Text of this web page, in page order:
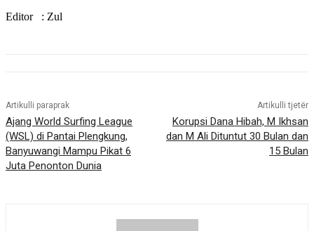
Editor : Zul
Artikulli paraprak
Ajang World Surfing League
(WSL) di Pantai Plengkung,
Banyuwangi Mampu Pikat 6
Juta Penonton Dunia
Artikulli tjetër
Korupsi Dana Hibah, M Ikhsan
dan M Ali Dituntut 30 Bulan dan
15 Bulan